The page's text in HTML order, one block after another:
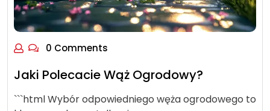
0 Comments
Jaki Polecacie Wąż Ogrodowy?
```html Wybór odpowiedniego węża ogrodowego to